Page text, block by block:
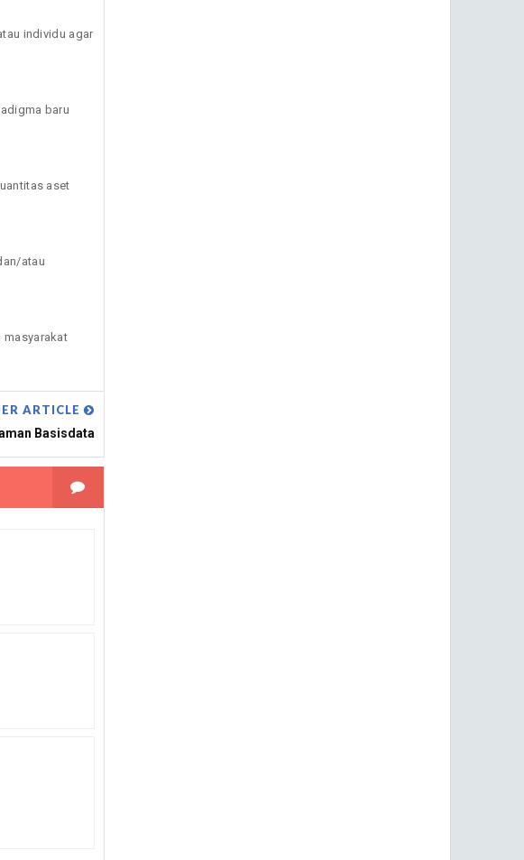
individu agar
baru
aset
atau
masyarakat
ARTICLE
Basisdata